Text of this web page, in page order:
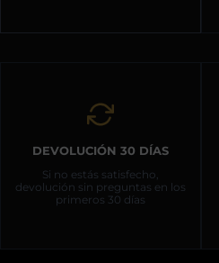
DEVOLUCIÓN 30 DÍAS
Si no estás satisfecho,
devolución sin preguntas en los
primeros 30 días